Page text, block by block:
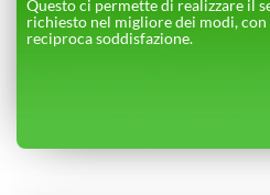
Questo ci permette di realizzare il
richiesto nel migliore dei modi, con
reciproca soddisfazione.